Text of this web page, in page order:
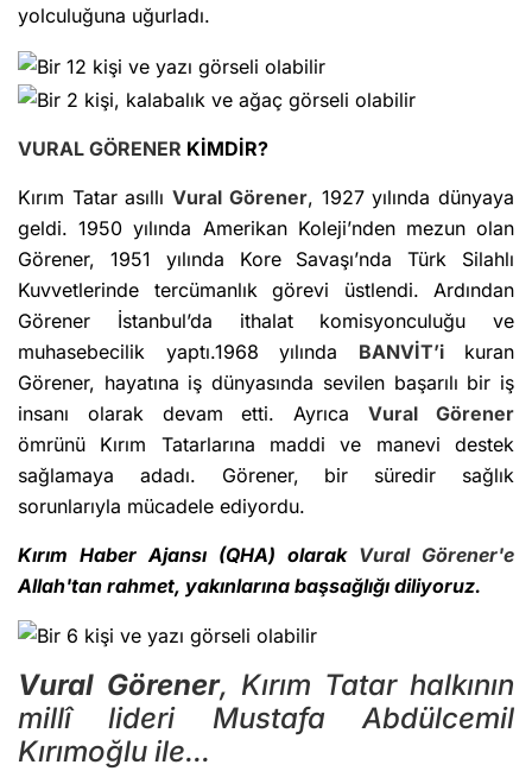
yolculuğuna uğurladı.
VURAL GÖRENER KİMDİR?
Kırım Tatar asıllıVural Görener, 1927 yılında dünyaya
geldi. 1950 yılında Amerikan Koleji’nden mezun olan
Görener, 1951 yılında Kore Savaşı’nda Türk Silahlı
Kuvvetlerinde tercümanlık görevi üstlendi. Ardından
Görener İstanbul’da ithalat komisyonculuğu ve
muhasebecilik yaptı.1968 yılında BANVİT’ikuran
Görener, hayatına iş dünyasında sevilen başarılı bir iş
insanı olarak devam etti. AyrıcaVural Görener
ömrünü Kırım Tatarlarına maddi ve manevi destek
sağlamaya adadı. Görener, bir süredir sağlık
sorunlarıyla mücadele ediyordu.
Kırım Haber Ajansı (QHA) olarak Vural Görener'e
Allah'tan rahmet, yakınlarına başsağlığı diliyoruz.
Vural Görener, Kırım Tatar halkının
millî lideri Mustafa Abdülcemil
Kırımoğlu ile...